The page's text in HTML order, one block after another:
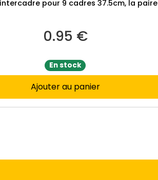
pour 9 cadres 37.5cm, la paire
0.95 €
En stock
Ajouter au panier